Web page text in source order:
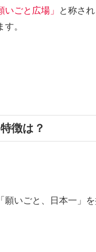
いごと広場」
と称され
。
徴は？
願いごと、日本一」